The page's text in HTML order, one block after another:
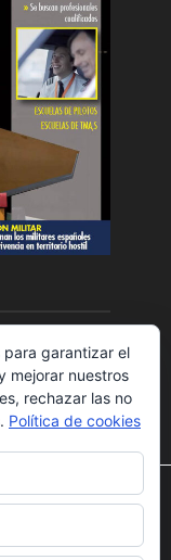
experiencia en
o
garantizar el
mejorar nuestros
rechazar las no
Política de cookies